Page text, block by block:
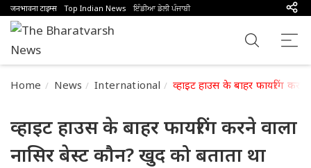
जनभावना टाइम्स Top Indian News ਇੰਡੀਆ ਡੇਲੀ ਪੰਜਾਬੀ
Home News International व्हाइट हाउस के बाहर फायरिंग
व्हाइट हाउस के बाहर फायरिंग करने वाला
नासिर बेस्ट कौन? खुद को बताता था